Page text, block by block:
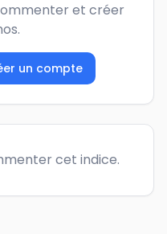
et créer
un compte
cet indice.